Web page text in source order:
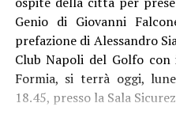
Perucatti, riportando alla
inediti che consentono
completezza il profilo
direttore. Saranno
di Eugenio Perucatti.
Genio di Giovanni
prefazione di Alessandro
Club Napoli del Golfo
Formia, si terrà oggi,
18.45, presso la Sala